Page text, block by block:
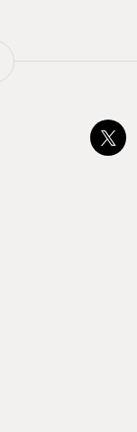
がありました。
それに加えて、
気恥ずかしさは
ム体験ですし、
る仕掛けでも
だ描写がある点
みきれていない
す。 開発は、
。 二人のクリ
されたゲームで
、中国語（簡体
ちなみに『I
で配信されて